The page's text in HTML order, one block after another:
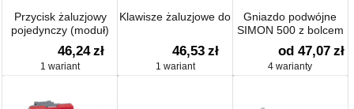
Przycisk żaluzjowy
pojedynczy (moduł)
10A 250V, zaciski
śrubowe,
46,24 zł
1 wariant
Klawisze żaluzjowe do
46,53 zł
1 wariant
Gniazdo podwójne
SIMON 500 z bolcem
uziemiającym 16A
250V
od 47,07 zł
4 warianty